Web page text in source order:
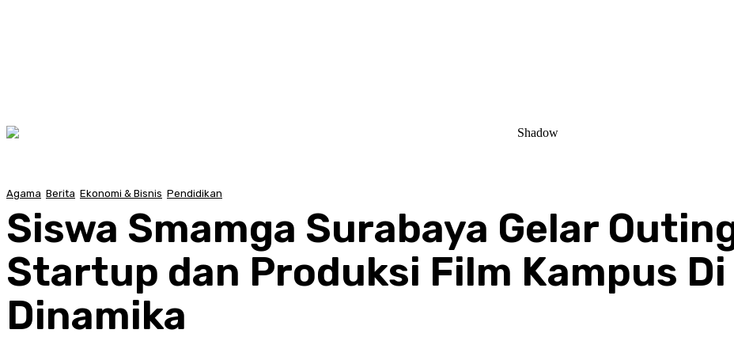
Agama Berita Ekonomi & Bisnis Pendidikan
Siswa Smamga Surabaya Gelar
Startup dan Produksi Film Kampus
Dinamika